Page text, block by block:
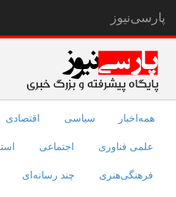
پارسی‌نیوز
همه‌اخبار سیاسی اقتصادی
علمی فناوری اجتماعی
فرهنگی‌هنری چند رسانه‌ای